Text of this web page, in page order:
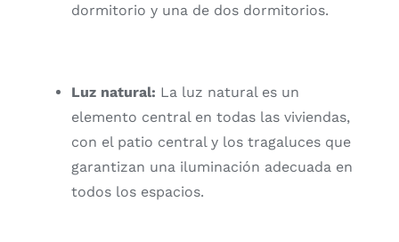
dormitorio y una de dos dormitorios.
Luz natural: La luz natural es un
elemento central en todas las viviendas,
con el patio central y los tragaluces que
garantizan una iluminación adecuada en
todos los espacios.